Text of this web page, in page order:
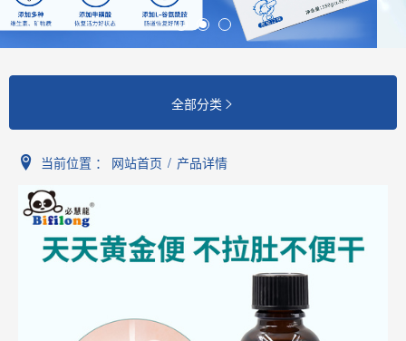
全部分类 
当前位置 ： 网站首页 / 产品详情